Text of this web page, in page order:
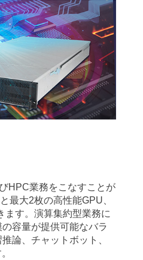
HPC業務をこなすことが
最大2枚の高性能GPU、
ます。演算集約型業務に
容量が提供可能なバラ
論、チャットボット、